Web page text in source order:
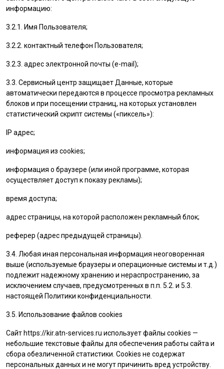
информацию:
3.2.1. Имя Пользователя;
3.2.2. контактный телефон Пользователя;
3.2.3. адрес электронной почты (e-mail);
3.3. Сервисный центр защищает Данные, которые
автоматически передаются в процессе просмотра рекламных
блоков и при посещении страниц, на которых установлен
статистический скрипт системы («пиксель»):
IP адрес;
информация из cookies;
информация о браузере (или иной программе, которая
осуществляет доступ к показу рекламы);
время доступа;
адрес страницы, на которой расположен рекламный блок;
реферер (адрес предыдущей страницы).
3.4. Любая иная персональная информация неоговоренная
выше (используемые браузеры и операционные системы и т.д.)
подлежит надежному хранению и нераспространению, за
исключением случаев, предусмотренных в п.п. 5.2. и 5.3.
настоящей Политики конфиденциальности.
3.5. Использование файлов cookies
Сайт https://kir.atn-services.ru использует файлы cookies —
небольшие текстовые файлы для обеспечения работы сайта и
сбора обезличенной статистики. Cookies не содержат
персональных данных и не могут причинить вред устройству.